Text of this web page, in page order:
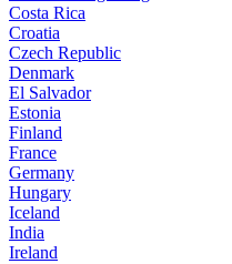
Costa Rica
Croatia
Czech Republic
Denmark
El Salvador
Estonia
Finland
France
Germany
Hungary
Iceland
India
Ireland